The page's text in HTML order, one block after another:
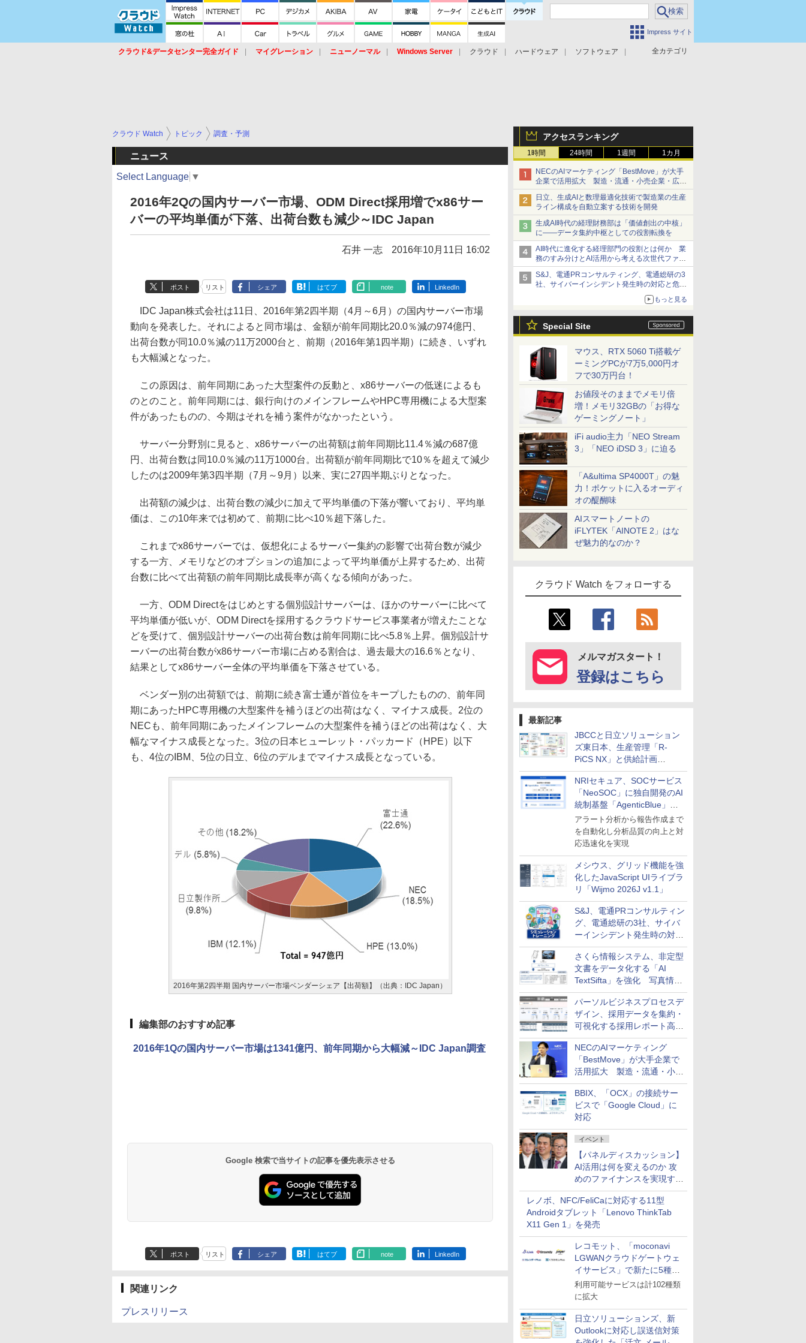
Impress サイト
全カテゴリ
クラウド&データセンター完全ガイド マイグレーション ニューノーマル Windows Server クラウド ハードウェア
ソフトウェア
アクセスランキング
1時間 24時間 1週間 1カ月
NECのAIマーケティング「BestMove」が大手
企業で活用拡大 製造・流通・小売企業・広告
代理店などが実装フェーズへ
日立、生成AIと数理最適化技術で製造業の生産
ライン構成を自動立案する技術を開発
生成AI時代の経理財務部は「価値創出の中核」
に――データ集約中枢としての役割転換を
AI時代に進化する経理部門の役割とは何か 業
務のすみ分けとAI活用から考える次世代ファイ
ナンス戦略
S&J、電通PRコンサルティング、電通総研の3
社、サイバーインシデント発生時の対応と危機
管理広報を一体的に訓練するプログラムを提供
もっと見る
Special Site
マウス、RTX 5060 Ti搭載ゲ
ーミングPCが7万5,000円オ
フで30万円台！
お値段そのままでメモリ倍
増！メモリ32GBの「お得な
ゲーミングノート」
iFi audio主力「NEO Stream
3」「NEO iDSD 3」に迫る
「A&ultima SP4000T」の魅
力！ポケットに入るオーディ
オの醍醐味
AIスマートノートの
iFLYTEK「AINOTE 2」はな
ぜ魅力的なのか？
クラウド Watch をフォローする
メルマガスタート！
登録はこちら
最新記事
JBCCと日立ソリューション
ズ東日本、生産管理「R-
PiCS NX」と供給計画
「scSQUARE ISP」の連携サ
ービスを提供開始
NRIセキュア、SOCサービス
「NeoSOC」に独自開発のAI
統制基盤「AgenticBlue」を
導入
アラート分析から報告作成まで
を自動化し分析品質の向上と対
応迅速化を実現
メシウス、グリッド機能を強
化したJavaScript UIライブラ
リ「Wijmo 2026J v1.1」
S&J、電通PRコンサルティン
グ、電通総研の3社、サイバ
ーインシデント発生時の対応
と危機管理広報を一体的に訓
練するプログラムを提供
さくら情報システム、非定型
文書をデータ化する「AI
TextSifta」を強化 写真情報
のデータ化などに対応
パーソルビジネスプロセスデ
ザイン、採用データを集約・
可視化する採用レポート高速
化サービスを提供
NECのAIマーケティング
「BestMove」が大手企業で
活用拡大 製造・流通・小売
企業・広告代理店などが実装
フェーズへ
BBIX、「OCX」の接続サー
ビスで「Google Cloud」に
対応
イベント
【パネルディスカッション】
AI活用は何を変えるのか 攻
めのファイナンスを実現する
業務設計とマインドセット変
革
レノボ、NFC/FeliCaに対応する11型
Androidタブレット「Lenovo ThinkTab
X11 Gen 1」を発売
レコモット、「moconavi
LGWANクラウドゲートウェ
イサービス」で新たに5種類
のサービスと連携開始
利用可能サービスは計102種類
に拡大
日立ソリューションズ、新
Outlookに対応し誤送信対策
クラウド Watch トピック 調査・予測
ニュース
Select Language ▼
2016年2Qの国内サーバー市場、ODM Direct採用増でx86サー
バーの平均単価が下落、出荷台数も減少～IDC Japan
石井 一志 2016年10月11日 16:02
ポスト リスト シェア はてブ note LinkedIn
IDC Japan株式会社は11日、2016年第2四半期（4月～6月）の国内サーバー市場
動向を発表した。それによると同市場は、金額が前年同期比20.0％減の974億円、
出荷台数が同10.0％減の11万2000台と、前期（2016年第1四半期）に続き、いずれ
も大幅減となった。
この原因は、前年同期にあった大型案件の反動と、x86サーバーの低迷によるも
のとのこと。前年同期には、銀行向けのメインフレームやHPC専用機による大型案
件があったものの、今期はそれを補う案件がなかったという。
サーバー分野別に見ると、x86サーバーの出荷額は前年同期比11.4％減の687億
円、出荷台数は同10.0％減の11万1000台。出荷額が前年同期比で10％を超えて減少
したのは2009年第3四半期（7月～9月）以来、実に27四半期ぶりとなった。
出荷額の減少は、出荷台数の減少に加えて平均単価の下落が響いており、平均単
価は、この10年来では初めて、前期に比べ10％超下落した。
これまでx86サーバーでは、仮想化によるサーバー集約の影響で出荷台数が減少
する一方、メモリなどのオプションの追加によって平均単価が上昇するため、出荷
台数に比べて出荷額の前年同期比成長率が高くなる傾向があった。
一方、ODM Directをはじめとする個別設計サーバーは、ほかのサーバーに比べて
平均単価が低いが、ODM Directを採用するクラウドサービス事業者が増えたことな
どを受けて、個別設計サーバーの出荷台数は前年同期に比べ5.8％上昇。個別設計サ
ーバーの出荷台数がx86サーバー市場に占める割合は、過去最大の16.6％となり、
結果としてx86サーバー全体の平均単価を下落させている。
ベンダー別の出荷額では、前期に続き富士通が首位をキープしたものの、前年同
期にあったHPC専用機の大型案件を補うほどの出荷はなく、マイナス成長。2位の
NECも、前年同期にあったメインフレームの大型案件を補うほどの出荷はなく、大
幅なマイナス成長となった。3位の日本ヒューレット・パッカード（HPE）以下
も、4位のIBM、5位の日立、6位のデルまでマイナス成長となっている。
2016年第2四半期 国内サーバー市場ベンダーシェア【出荷額】（出典：IDC Japan）
編集部のおすすめ記事
2016年1Qの国内サーバー市場は1341億円、前年同期から大幅減～IDC Japan調査
Google 検索で当サイトの記事を優先表示させる
ポスト リスト シェア はてブ note LinkedIn
関連リンク
プレスリリース